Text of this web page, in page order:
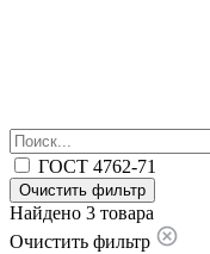
ГОСТ 4762-71
Очистить фильтр
Найдено 3 товара
Очистить фильтр